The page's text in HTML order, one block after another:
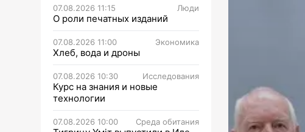
07.08.2026 11:15 Люди
О роли печатных изданий
07.08.2026 11:00 Экономика
Хлеб, вода и дроны
07.08.2026 10:30 Исследования
Курс на знания и новые
технологии
07.08.2026 10:00 Среда обитания